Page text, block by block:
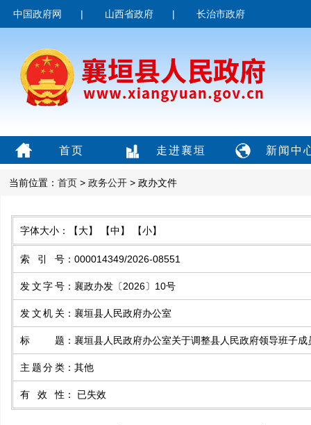
中国政府网 | 山西省政府 | 长治市政府
首页 走进襄垣 新闻中
当前位置： 首页 > 政务公开 > 政办文件
字体大小： 【大】 【中】 【小】
索引号 ： 000014349/2026-08551
发文字号 ： 襄政办发〔2026〕10号
发文机关 ： 襄垣县人民政府办公室
标题 ： 襄垣县人民政府办公室关于调整县人民政府领导班子成
主题分类 ： 其他
有效性 ： 已失效